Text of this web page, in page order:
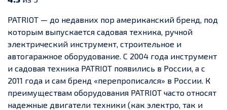
PATRIOT — до недавних пор американский бренд, под
которым выпускается садовая техника, ручной
электрический инструмент, строительное и
автогаражное оборудование. С 2004 года инструмент
и садовая техника PATRIOT появились в России, а с
2011 года и сам бренд «перепрописался» в России. К
преимуществам оборудования PATRIOT часто относят
надежные двигатели техники (как электро, так и